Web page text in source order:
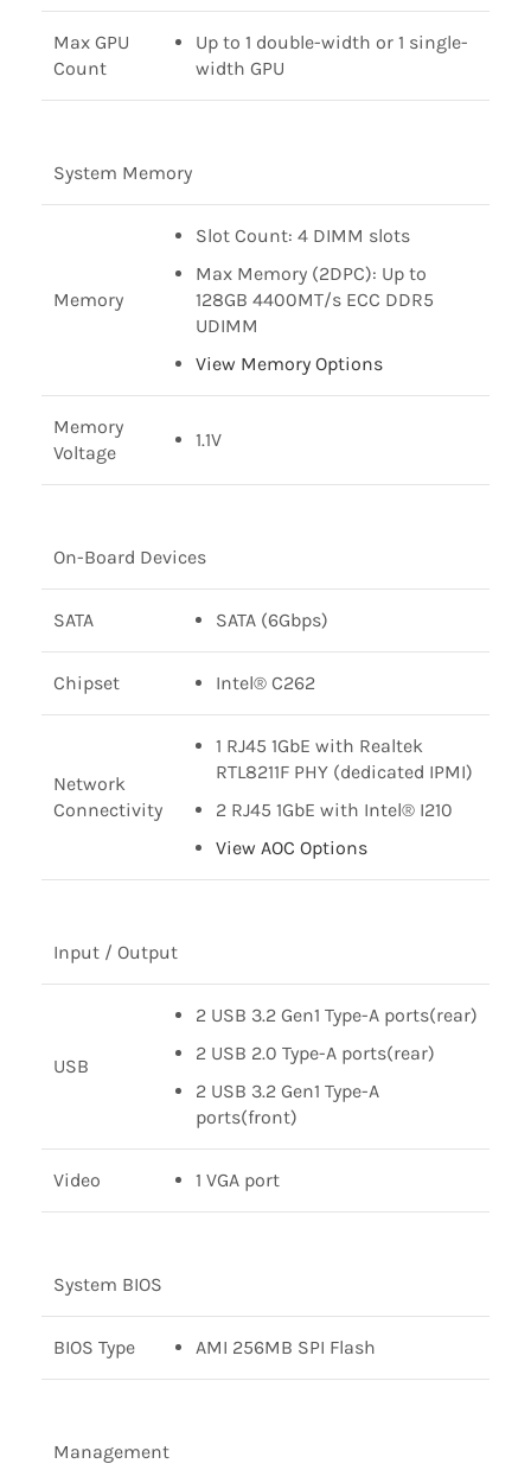
Max GPU
Count
Up to 1 double-width or 1 single-
width GPU
System Memory
Memory
Slot Count: 4 DIMM slots
Max Memory (2DPC): Up to
128GB 4400MT/s ECC DDR5
UDIMM
View Memory Options
Memory
Voltage
1.1V
On-Board Devices
SATA SATA (6Gbps)
Chipset Intel® C262
Network
Connectivity
1 RJ45 1GbE with Realtek
RTL8211F PHY (dedicated IPMI)
2 RJ45 1GbE with Intel® I210
View AOC Options
Input / Output
USB
2 USB 3.2 Gen1 Type-A ports(rear)
2 USB 2.0 Type-A ports(rear)
2 USB 3.2 Gen1 Type-A
ports(front)
Video 1 VGA port
System BIOS
BIOS Type AMI 256MB SPI Flash
Management